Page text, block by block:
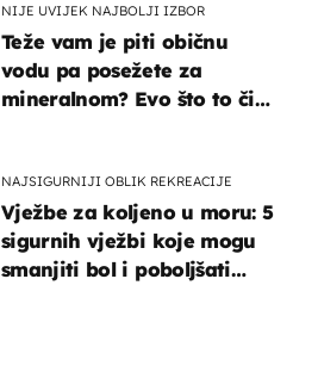
NIJE UVIJEK NAJBOLJI IZBOR
Teže vam je piti običnu
vodu pa posežete za
mineralnom? Evo što to čini
NAJSIGURNIJI OBLIK REKREACIJE
Vježbe za koljeno u moru: 5
sigurnih vježbi koje mogu
smanjiti bol i poboljšati